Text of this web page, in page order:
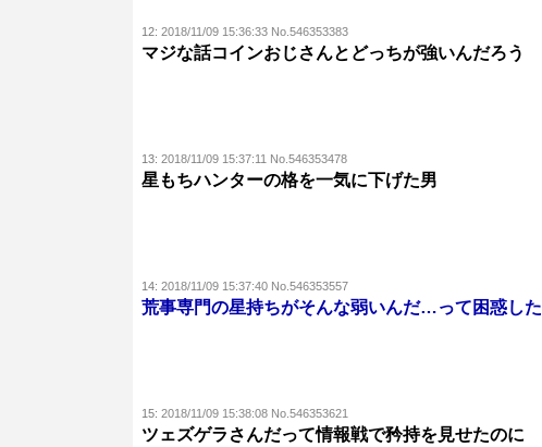
12: 2018/11/09 15:36:33 No.546353383
マジな話コインおじさんとどっちが強いんだろう
13: 2018/11/09 15:37:11 No.546353478
星もちハンターの格を一気に下げた男
14: 2018/11/09 15:37:40 No.546353557
荒事専門の星持ちがそんな弱いんだ…って困惑した
15: 2018/11/09 15:38:08 No.546353621
ツェズゲラさんだって情報戦で矜持を見せたのに